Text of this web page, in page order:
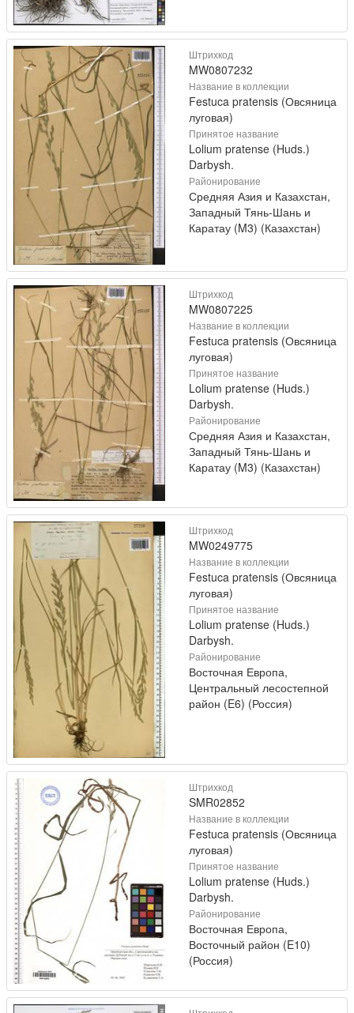
Штрихкод
MW0807232
Название в коллекции
Festuca pratensis (Овсяница
луговая)
Принятое название
Lolium pratense (Huds.)
Darbysh.
Районирование
Средняя Азия и Казахстан,
Западный Тянь-Шань и
Каратау (M3) (Казахстан)
Штрихкод
MW0807225
Название в коллекции
Festuca pratensis (Овсяница
луговая)
Принятое название
Lolium pratense (Huds.)
Darbysh.
Районирование
Средняя Азия и Казахстан,
Западный Тянь-Шань и
Каратау (M3) (Казахстан)
Штрихкод
MW0249775
Название в коллекции
Festuca pratensis (Овсяница
луговая)
Принятое название
Lolium pratense (Huds.)
Darbysh.
Районирование
Восточная Европа,
Центральный лесостепной
район (E6) (Россия)
Штрихкод
SMR02852
Название в коллекции
Festuca pratensis (Овсяница
луговая)
Принятое название
Lolium pratense (Huds.)
Darbysh.
Районирование
Восточная Европа,
Восточный район (E10)
(Россия)